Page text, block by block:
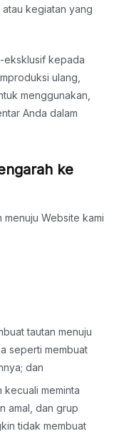
kegiatan yang
eksklusif kepada
ulang,
menggunakan,
Anda dalam
ke
Website kami
tautan menuju
seperti membuat
dan
kecuali meminta
amal, dan grup
tidak membuat